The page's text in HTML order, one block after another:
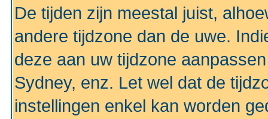
De tijden zijn meestal juist,
andere tijdzone dan de uwe.
deze aan uw tijdzone
Sydney, enz. Let wel dat de
instellingen enkel kan worden